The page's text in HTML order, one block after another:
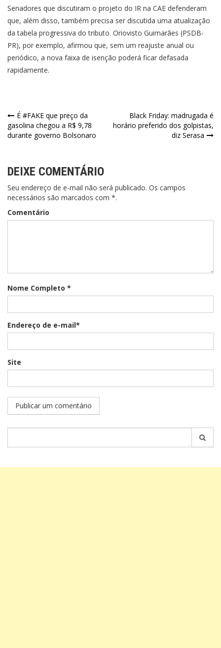
Senadores que discutiram o projeto do IR na CAE defenderam
que, além disso, também precisa ser discutida uma atualização
da tabela progressiva do tributo. Oriovisto Guimarães (PSDB-
PR), por exemplo, afirmou que, sem um reajuste anual ou
periódico, a nova faixa de isenção poderá ficar defasada
rapidamente.
Navegação
de
É #FAKE que preço da
gasolina chegou a R$ 9,78
durante governo Bolsonaro
Black Friday: madrugada é
horário preferido dos golpistas,
diz Serasa
DEIXE COMENTÁRIO
Seu endereço de e-mail não será publicado. Os campos
necessários são marcados com *.
Comentário
Nome Completo *
Endereço de e-mail*
Site